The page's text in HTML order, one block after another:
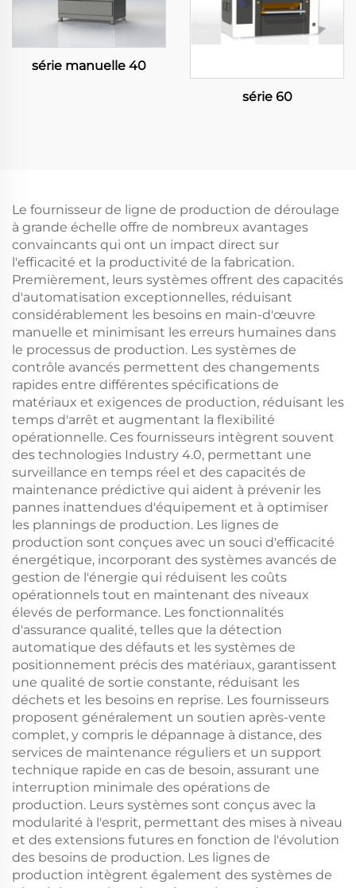
série manuelle 40
série 60
Le fournisseur de ligne de production de déroulage
à grande échelle offre de nombreux avantages
convaincants qui ont un impact direct sur
l'efficacité et la productivité de la fabrication.
Premièrement, leurs systèmes offrent des capacités
d'automatisation exceptionnelles, réduisant
considérablement les besoins en main-d'œuvre
manuelle et minimisant les erreurs humaines dans
le processus de production. Les systèmes de
contrôle avancés permettent des changements
rapides entre différentes spécifications de
matériaux et exigences de production, réduisant les
temps d'arrêt et augmentant la flexibilité
opérationnelle. Ces fournisseurs intègrent souvent
des technologies Industry 4.0, permettant une
surveillance en temps réel et des capacités de
maintenance prédictive qui aident à prévenir les
pannes inattendues d'équipement et à optimiser
les plannings de production. Les lignes de
production sont conçues avec un souci d'efficacité
énergétique, incorporant des systèmes avancés de
gestion de l'énergie qui réduisent les coûts
opérationnels tout en maintenant des niveaux
élevés de performance. Les fonctionnalités
d'assurance qualité, telles que la détection
automatique des défauts et les systèmes de
positionnement précis des matériaux, garantissent
une qualité de sortie constante, réduisant les
déchets et les besoins en reprise. Les fournisseurs
proposent généralement un soutien après-vente
complet, y compris le dépannage à distance, des
services de maintenance réguliers et un support
technique rapide en cas de besoin, assurant une
interruption minimale des opérations de
production. Leurs systèmes sont conçus avec la
modularité à l'esprit, permettant des mises à niveau
et des extensions futures en fonction de l'évolution
des besoins de production. Les lignes de
production intègrent également des systèmes de